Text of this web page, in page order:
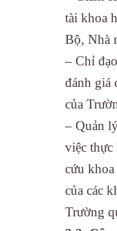
tài khoa
Bộ, Nhà
– Chỉ
đánh giá
của
– Quản
việc thực
cứu
của các
Trường